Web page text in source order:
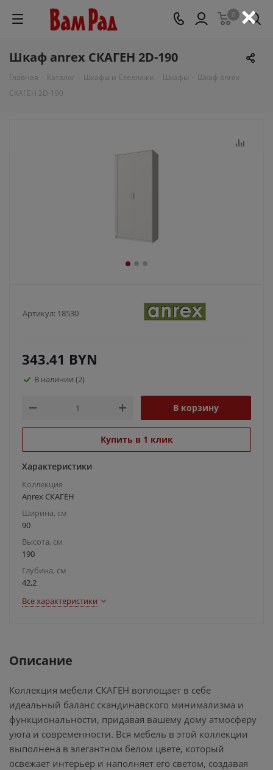
0
Шкаф anrex СКАГЕН 2D-190
Главная - Каталог - Шкафы и Стеллажи - Шкафы - Шкаф anrex
СКАГЕН 2D-190
Артикул: 18530
343.41 BYN
В наличии (2)
В корзину
Купить в 1 клик
Характеристики
Коллекция
Anrex СКАГЕН
Ширина, см
90
Высота, см
190
Глубина, см
42,2
Все характеристики
Описание
Коллекция мебели СКАГЕН воплощает в себе
идеальный баланс скандинавского минимализма и
функциональности, придавая вашему дому атмосферу
уюта и современности. Вся мебель в этой коллекции
выполнена в элегантном белом цвете, который
освежает интерьер и наполняет его светом, создавая
×